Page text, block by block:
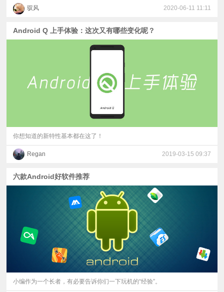
驭风 2020-06-11 11:11
Android Q 上手体验：这次又有哪些变化呢？
你想知道的新特性基本都在这了！
Regan 2019-03-15 09:37
六款Android好软件推荐
小编作为一个长者，有必要告诉你们一下玩机的“经验”。